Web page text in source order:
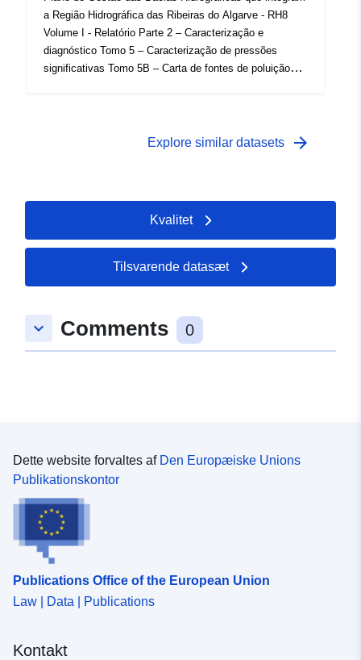
a Região Hidrográfica das Ribeiras do Algarve - RH8
Volume I - Relatório Parte 2 – Caracterização e
diagnóstico Tomo 5 – Caracterização de pressões
significativas Tomo 5B – Carta de fontes de poluição
Explore similar datasets arrow_forward
Kvalitet
Tilsvarende datasæt
keyboard_arrow_down Comments 0
Dette website forvaltes af Den Europæiske Unions
Publikationskontor
Publications Office of the European Union
Law | Data | Publications
Kontakt